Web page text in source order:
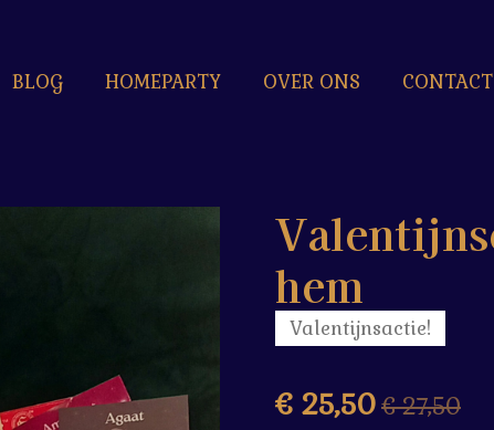
BLOG HOMEPARTY OVER ONS CONTACT
hem
Valentijnsactie!
€ 25,50€ 27,50